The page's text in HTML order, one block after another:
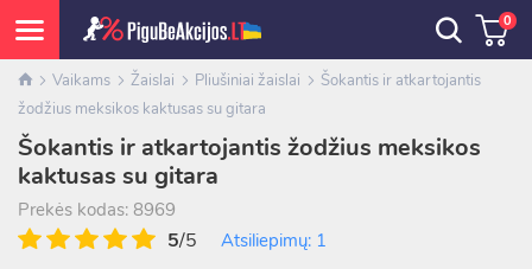
0
Vaikams Žaislai Pliušiniai žaislai
Šokantis ir atkartojantis
žodžius meksikos kaktusas su gitara
Šokantis ir atkartojantis žodžius meksikos
kaktusas su gitara
Prekės kodas: 8969
5/5 Atsiliepimų: 1